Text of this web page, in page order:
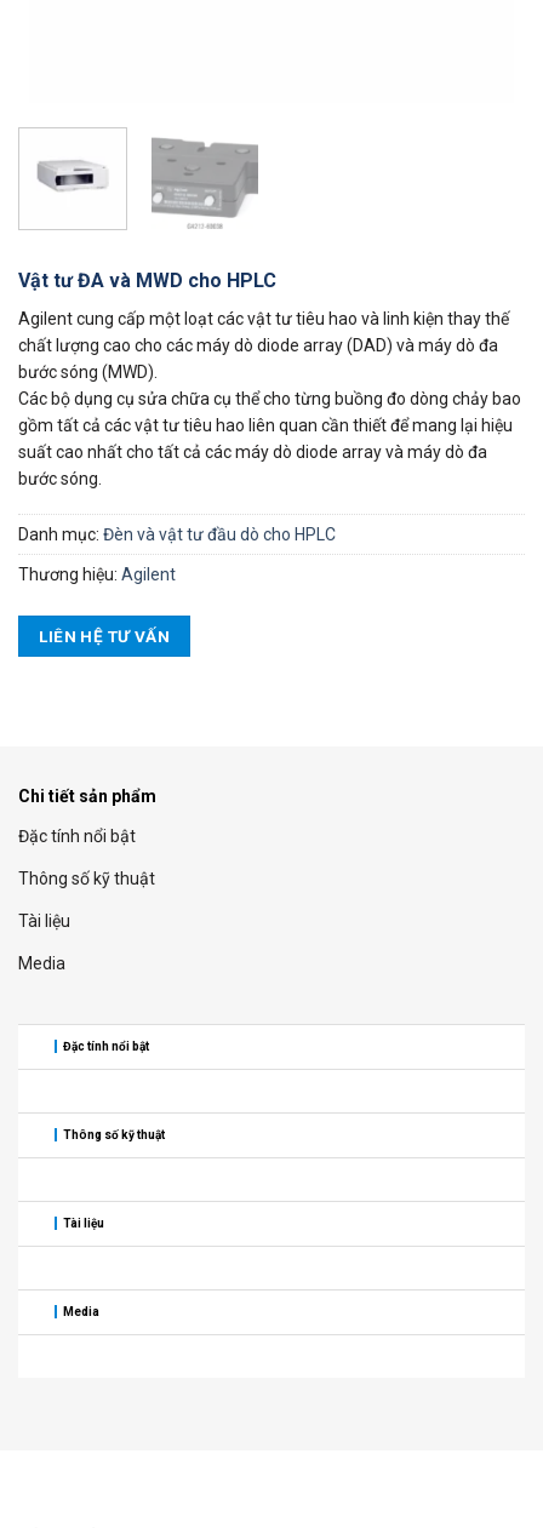
Vật tư ĐA và MWD cho HPLC
Agilent cung cấp một loạt các vật tư tiêu hao và linh kiện thay thế
chất lượng cao cho các máy dò diode array (DAD) và máy dò đa
bước sóng (MWD).
Các bộ dụng cụ sửa chữa cụ thể cho từng buồng đo dòng chảy bao
gồm tất cả các vật tư tiêu hao liên quan cần thiết để mang lại hiệu
suất cao nhất cho tất cả các máy dò diode array và máy dò đa
bước sóng.
Danh mục: Đèn và vật tư đầu dò cho HPLC
Thương hiệu: Agilent
LIÊN HỆ TƯ VẤN
Chi tiết sản phẩm
Đặc tính nổi bật
Thông số kỹ thuật
Tài liệu
Media
Đặc tính nổi bật
Thông số kỹ thuật
Tài liệu
Media